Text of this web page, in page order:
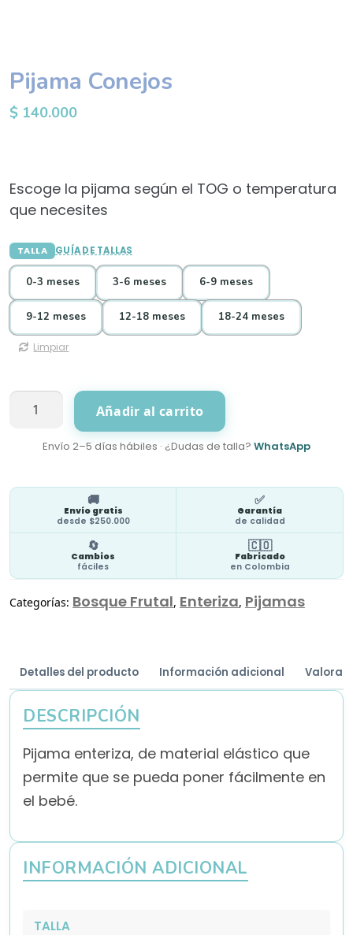
Pijama Conejos
$ 140.000
Escoge la pijama según el TOG o temperatura
que necesites
TALLA GUÍA DE TALLAS
0-3 meses 3-6 meses 6-9 meses
9-12 meses 12-18 meses 18-24 meses
Limpiar
Pijama
Conejos
Añadir al carrito
Envío 2–5 días hábiles · ¿Dudas de talla? WhatsApp
🚚
Envío gratis
desde $250.000
✅
Garantía
de calidad
🔄
Cambios
fáciles
🇨🇴
Fabricado
en Colombia
Categorías: Bosque Frutal, Enteriza, Pijamas
Detalles del producto Información adicional
DESCRIPCIÓN
Pijama enteriza, de material elástico que
permite que se pueda poner fácilmente en
el bebé.
INFORMACIÓN ADICIONAL
TALLA